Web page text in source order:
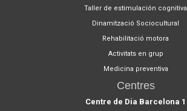
Taller de estimulación cognitiva
Dinamització Sociocultural
Rehabilitació motora
Activitats en grup
Medicina preventiva
Centres
Centre de Dia Barcelona 1